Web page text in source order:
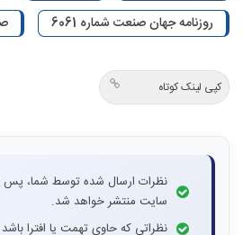
روزنامه جهان صنعت شماره 6061
کپی لینک کوتاه
نظرات ارسال شده توسط شما، پس
سایت منتشر خواهد شد.
نظراتی که حاوی تهمت یا افترا